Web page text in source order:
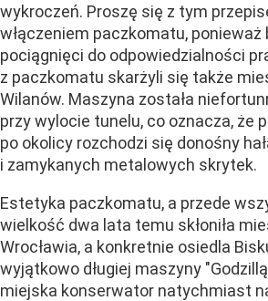
wykroczeń. Proszę się z tym
włączeniem paczkomatu, ponieważ
pociągnięci do odpowiedzialności
z paczkomatu skarżyli się także
Wilanów. Maszyna została
przy wylocie tunelu, co oznacza, że
po okolicy rozchodzi się donośny
i zamykanych metalowych skrytek.
Estetyka paczkomatu, a przede
wielkość dwa lata temu skłoniła
Wrocławia, a konkretnie osiedla
wyjątkowo długiej maszyny
miejska konserwator natychmiast